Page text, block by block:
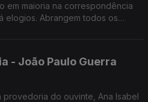
em maioria na correspondência
elogios. Abrangem todos os
- João Paulo Guerra
provedoria do ouvinte, Ana Isabel